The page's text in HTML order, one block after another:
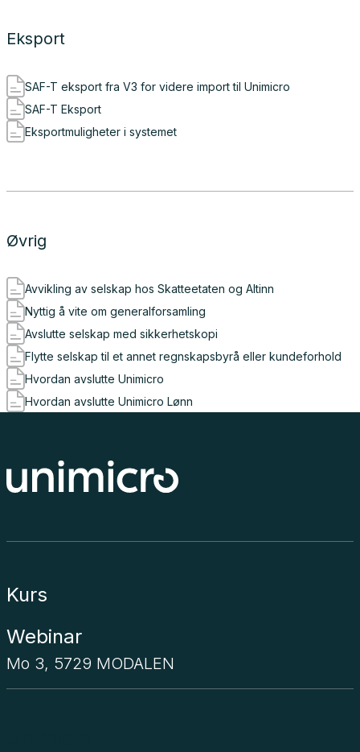
Eksport
SAF-T eksport fra V3 for videre import til Unimicro
SAF-T Eksport
Eksportmuligheter i systemet
Øvrig
Avvikling av selskap hos Skatteetaten og Altinn
Nyttig å vite om generalforsamling
Avslutte selskap med sikkerhetskopi
Flytte selskap til et annet regnskapsbyrå eller kundeforhold
Hvordan avslutte Unimicro
Hvordan avslutte Unimicro Lønn
Kurs
Webinar
Mo 3, 5729 MODALEN